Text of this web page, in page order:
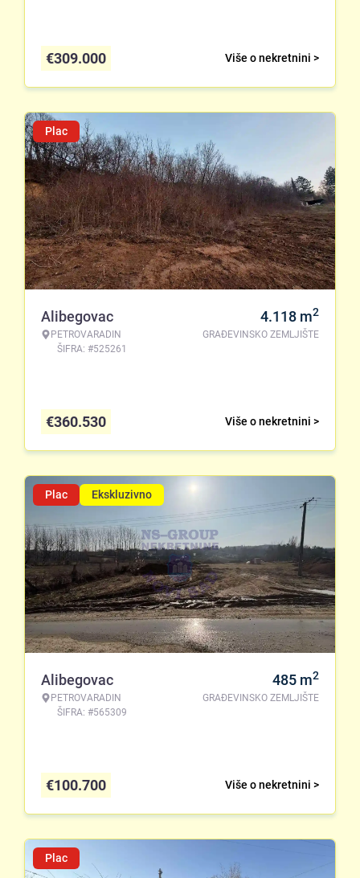
Više o nekretnini >
€309.000
Plac
Alibegovac
PETROVARADIN
ŠIFRA: #525261
4.118 m2
GRAĐEVINSKO ZEMLJIŠTE
Više o nekretnini >
€360.530
Plac Ekskluzivno
Alibegovac
PETROVARADIN
ŠIFRA: #565309
485 m2
GRAĐEVINSKO ZEMLJIŠTE
Više o nekretnini >
€100.700
Plac